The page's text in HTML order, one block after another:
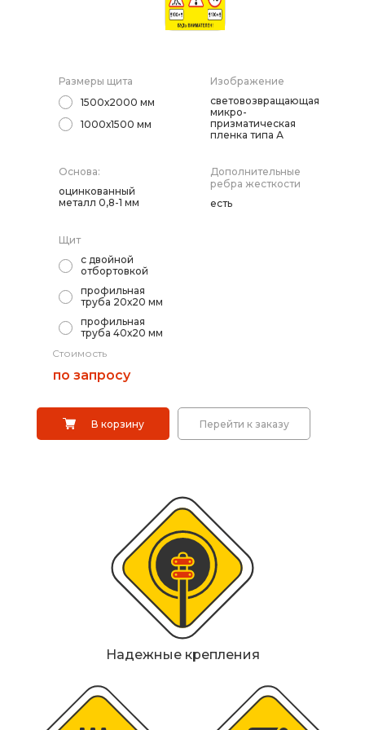
Дорожные системы световой индикации
Сигнальные столбики
Дорожные разделительные пластины.
Ограждение солдатик.
Сигнальные гирлянды и фонари
Вехи, делиниаторы
Искусственная дорожная неровность (ИДН),
демпферы
Сферические дорожные зеркала
Мобильные сигнальные строительные
ограждения
Материалы для дорожной разметки
Знаки безопасности
Знаки магистральных газопроводов
Дорожное оборудование
Размеры щита
1500х2000 мм
1000х1500 мм
Изображение
световозвращающая
микро-
призматическая
пленка типа А
Основа:
оцинкованный
металл 0,8-1 мм
Дополнительные
ребра жесткости
есть
Щит
с двойной
отбортовкой
профильная
труба 20х20 мм
профильная
труба 40х20 мм
Стоимость
по запросу
В корзину Перейти к заказу
Надежные крепления